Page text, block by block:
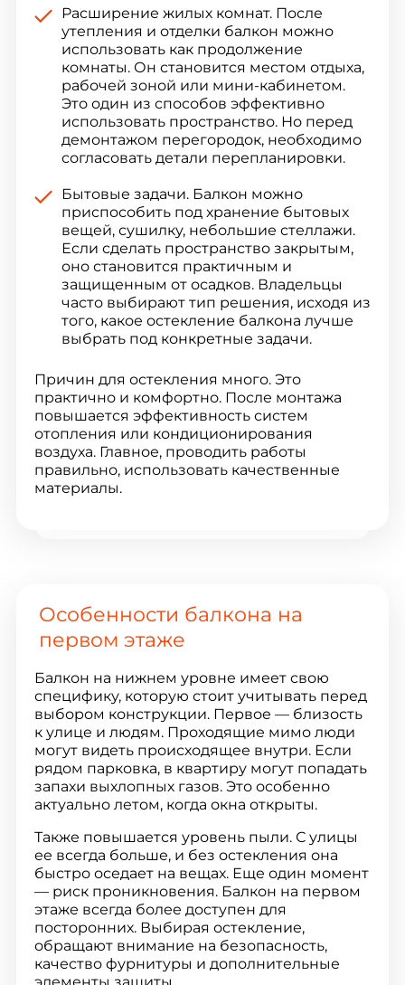
Расширение жилых комнат. После
утепления и отделки балкон можно
использовать как продолжение
комнаты. Он становится местом отдыха,
рабочей зоной или мини-кабинетом.
Это один из способов эффективно
использовать пространство. Но перед
демонтажом перегородок, необходимо
согласовать детали перепланировки.
Бытовые задачи. Балкон можно
приспособить под хранение бытовых
вещей, сушилку, небольшие стеллажи.
Если сделать пространство закрытым,
оно становится практичным и
защищенным от осадков. Владельцы
часто выбирают тип решения, исходя из
того, какое остекление балкона лучше
выбрать под конкретные задачи.
Причин для остекления много. Это
практично и комфортно. После монтажа
повышается эффективность систем
отопления или кондиционирования
воздуха. Главное, проводить работы
правильно, использовать качественные
материалы.
Особенности балкона на
первом этаже
Балкон на нижнем уровне имеет свою
специфику, которую стоит учитывать перед
выбором конструкции. Первое — близость
к улице и людям. Проходящие мимо люди
могут видеть происходящее внутри. Если
рядом парковка, в квартиру могут попадать
запахи выхлопных газов. Это особенно
актуально летом, когда окна открыты.
Также повышается уровень пыли. С улицы
ее всегда больше, и без остекления она
быстро оседает на вещах. Еще один момент
— риск проникновения. Балкон на первом
этаже всегда более доступен для
посторонних. Выбирая остекление,
обращают внимание на безопасность,
качество фурнитуры и дополнительные